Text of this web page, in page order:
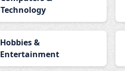
Technology
Hobbies &
Entertainment